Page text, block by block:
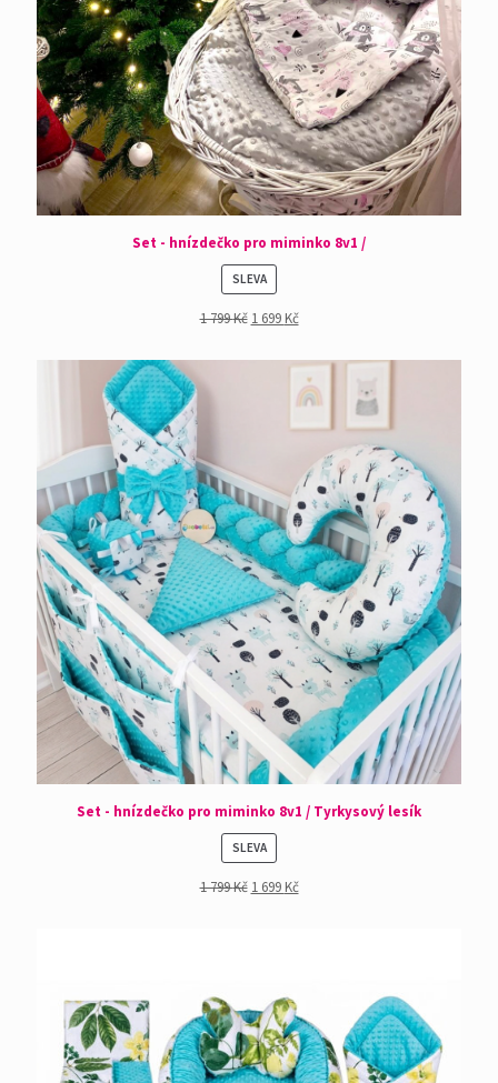
Set - hnízdečko pro miminko 8v1 /
SLEVAPRODUKT
NA
PRODEJ
1 799Kč 1 699 Kč
Set - hnízdečko pro miminko 8v1 / Tyrkysový lesík
SLEVAPRODUKT
NA
PRODEJ
1 799Kč 1 699 Kč